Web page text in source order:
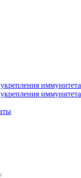
иммунитета
иммунитета